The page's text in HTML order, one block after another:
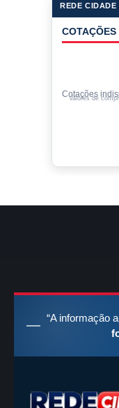
REDE CIDADE
CONECTADO
“A informação